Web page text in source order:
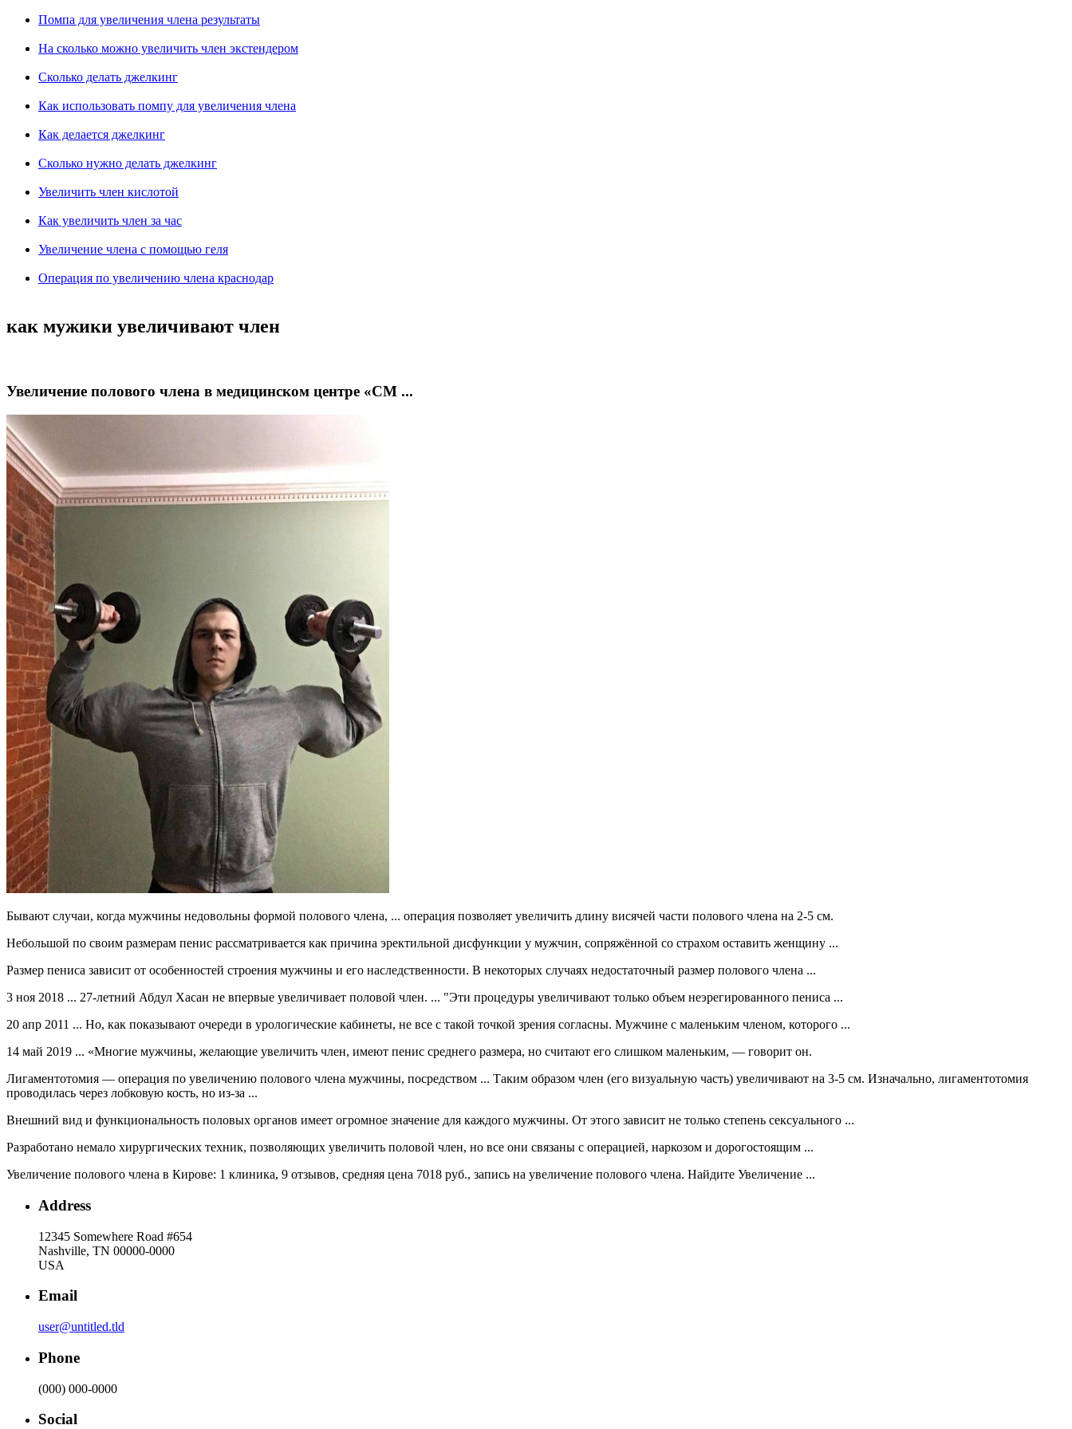
Помпа для увеличения члена результаты
На сколько можно увеличить член экстендером
Сколько делать джелкинг
Как использовать помпу для увеличения члена
Как делается джелкинг
Сколько нужно делать джелкинг
Увеличить член кислотой
Как увеличить член за час
Увеличение члена с помощью геля
Операция по увеличению члена краснодар
как мужики увеличивают член
Увеличение полового члена в медицинском центре «СМ ...
Бывают случаи, когда мужчины недовольны формой полового члена, ... операция позволяет увеличить длину висячей части полового члена на 2-5 см.
Небольшой по своим размерам пенис рассматривается как причина эректильной дисфункции у мужчин, сопряжённой со страхом оставить женщину ...
Размер пениса зависит от особенностей строения мужчины и его наследственности. В некоторых случаях недостаточный размер полового члена ...
3 ноя 2018 ... 27-летний Абдул Хасан не впервые увеличивает половой член. ... "Эти процедуры увеличивают только объем неэрегированного пениса ...
20 апр 2011 ... Но, как показывают очереди в урологические кабинеты, не все с такой точкой зрения согласны. Мужчине с маленьким членом, которого ...
14 май 2019 ... «Многие мужчины, желающие увеличить член, имеют пенис среднего размера, но считают его слишком маленьким, — говорит он.
Лигаментотомия — операция по увеличению полового члена мужчины, посредством ... Таким образом член (его визуальную часть) увеличивают на 3-5 см. Изначально, лигаментотомия
проводилась через лобковую кость, но из-за ...
Внешний вид и функциональность половых органов имеет огромное значение для каждого мужчины. От этого зависит не только степень сексуального ...
Разработано немало хирургических техник, позволяющих увеличить половой член, но все они связаны с операцией, наркозом и дорогостоящим ...
Увеличение полового члена в Кирове: 1 клиника, 9 отзывов, средняя цена 7018 руб., запись на увеличение полового члена. Найдите Увеличение ...
Address
12345 Somewhere Road #654
Nashville, TN 00000-0000
USA
Email
user@untitled.tld
Phone
(000) 000-0000
Social